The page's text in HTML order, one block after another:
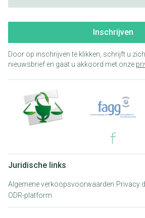
Inschrijven
Door op inschrijven te klikken, schrijft u
nieuwsbrief en gaat u akkoord met onze
Juridische links
Algemene verkoopsvoorwaarden Privacy
ODR-platform